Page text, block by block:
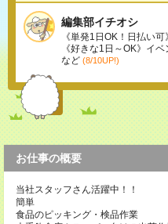
編集部イチオシ
《単発1日OK！日払い
《好きな1日～OK》イ
など (8/10UP!)
お仕事の概要
当社スタッフさん活躍中！！
簡単
食品のピッキング・検品作業